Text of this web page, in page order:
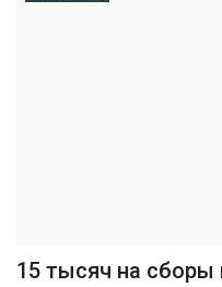
15 тысяч на сборы